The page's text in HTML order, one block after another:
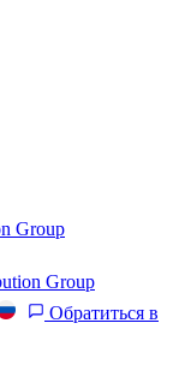
Group
Group
Обратиться в